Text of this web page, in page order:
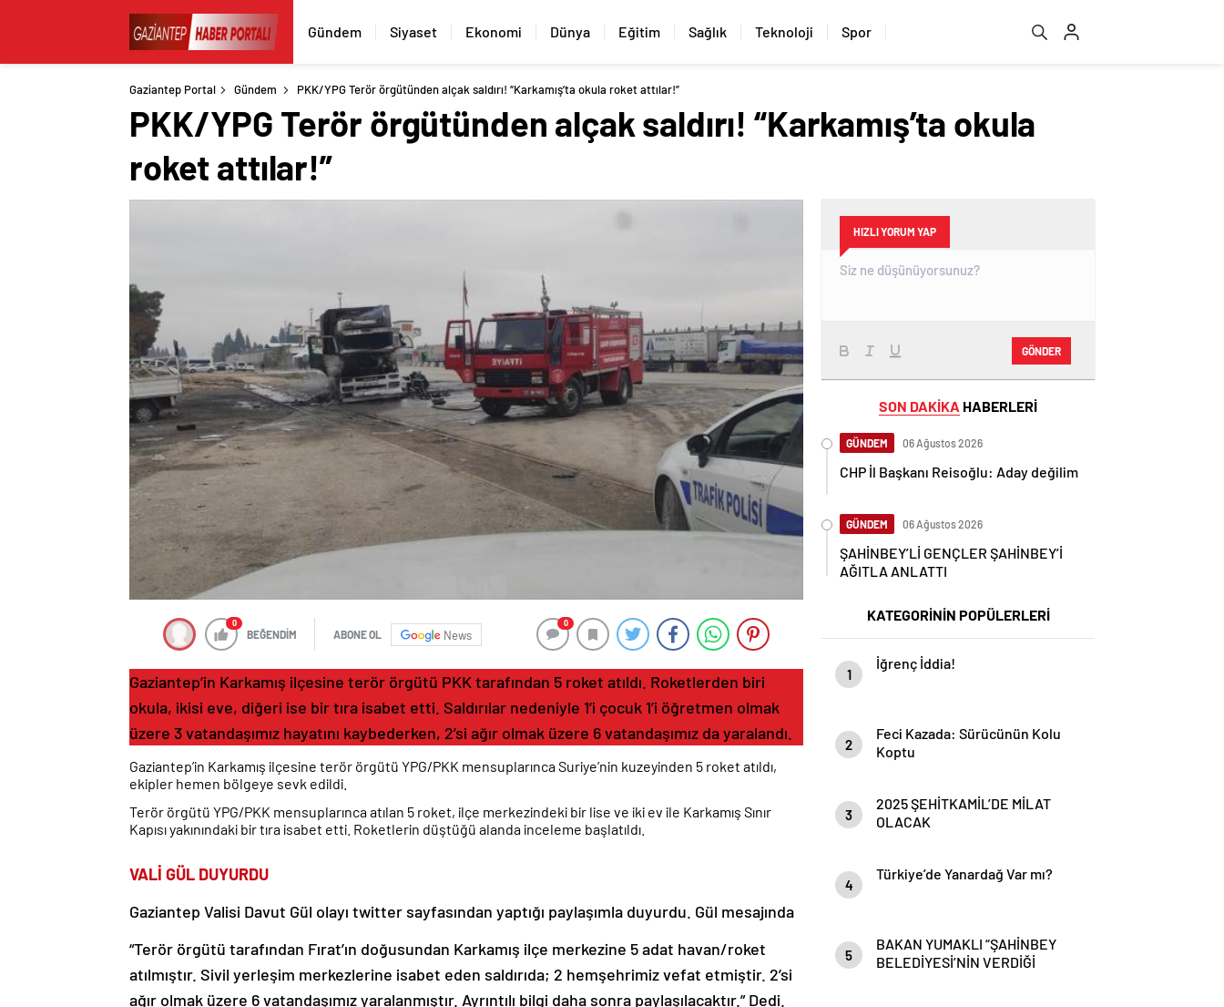
Gündem Siyaset Ekonomi Dünya Eğitim Sağlık Teknoloji Spor
Gaziantep Portal Gündem PKK/YPG Terör örgütünden alçak saldırı! “Karkamış’ta okula roket attılar!”
PKK/YPG Terör örgütünden alçak saldırı! “Karkamış’ta okula
roket attılar!”
0
BEĞENDİM ABONE OL News
0
Gaziantep’in Karkamış ilçesine terör örgütü PKK tarafından 5 roket atıldı. Roketlerden biri
okula, ikisi eve, diğeri ise bir tıra isabet etti. Saldırılar nedeniyle 1’i çocuk 1’i öğretmen olmak
üzere 3 vatandaşımız hayatını kaybederken, 2’si ağır olmak üzere 6 vatandaşımız da yaralandı.
Gaziantep’in Karkamış ilçesine terör örgütü YPG/PKK mensuplarınca Suriye’nin kuzeyinden 5 roket atıldı,
ekipler hemen bölgeye sevk edildi.
Terör örgütü YPG/PKK mensuplarınca atılan 5 roket, ilçe merkezindeki bir lise ve iki ev ile Karkamış Sınır
Kapısı yakınındaki bir tıra isabet etti. Roketlerin düştüğü alanda inceleme başlatıldı.
VALİ GÜL DUYURDU
Gaziantep Valisi Davut Gül olayı twitter sayfasından yaptığı paylaşımla duyurdu. Gül mesajında
“Terör örgütü tarafından Fırat’ın doğusundan Karkamış ilçe merkezine 5 adat havan/roket
atılmıştır. Sivil yerleşim merkezlerine isabet eden saldırıda; 2 hemşehrimiz vefat etmiştir. 2’si
ağır olmak üzere 6 vatandaşımız yaralanmıştır. Ayrıntılı bilgi daha sonra paylaşılacaktır.” Dedi.
HIZLI YORUM YAP
GÖNDER
SON DAKİKA HABERLERİ
GÜNDEM 06 Ağustos 2026
CHP İl Başkanı Reisoğlu: Aday değilim
GÜNDEM 06 Ağustos 2026
ŞAHİNBEY’Lİ GENÇLER ŞAHİNBEY’İ
AĞITLA ANLATTI
KATEGORİNİN POPÜLERLERİ
1
İğrenç İddia!
2
Feci Kazada: Sürücünün Kolu
Koptu
3
2025 ŞEHİTKAMİL’DE MİLAT
OLACAK
4
Türkiye’de Yanardağ Var mı?
5
BAKAN YUMAKLI “ŞAHİNBEY
BELEDİYESİ’NİN VERDİĞİ